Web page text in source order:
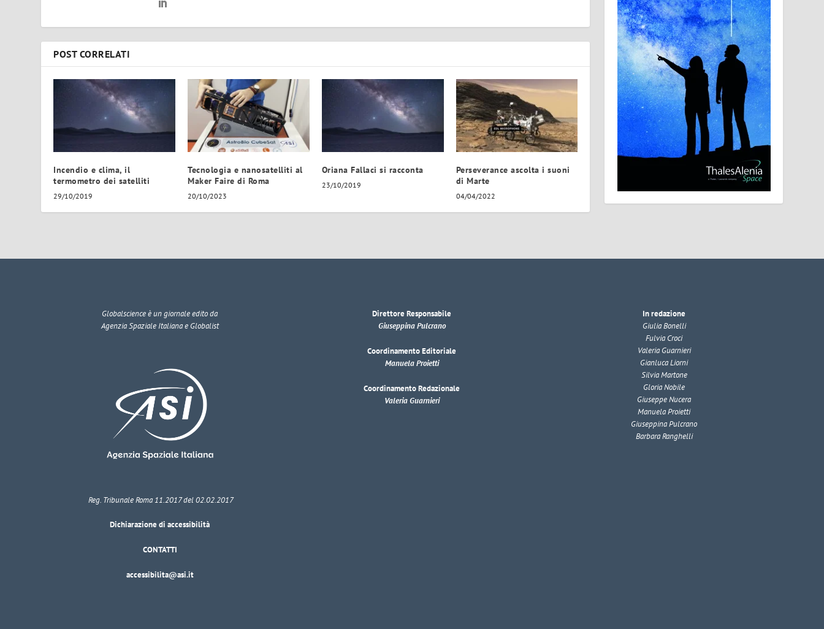
POST CORRELATI
Incendio e clima, il
termometro dei satelliti
29/10/2019
Tecnologia e nanosatelliti al
Maker Faire di Roma
20/10/2023
Oriana Fallaci si racconta
23/10/2019
Perseverance ascolta i suoni
di Marte
04/04/2022
Globalscienceè un giornale edito da
Agenzia Spaziale Italiana e Globalist
Reg. Tribunale Roma 11.2017 del 02.02.2017
Dichiarazione di accessibilità
CONTATTI
accessibilita@asi.it
Direttore Responsabile
Giuseppina Pulcrano
Coordinamento Editoriale
Manuela Proietti
Coordinamento Redazionale
Valeria Guarnieri
In redazione
Giulia Bonelli
Fulvia Croci
Valeria Guarnieri
Gianluca Liorni
Silvia Martone
Gloria Nobile
Giuseppe Nucera
Manuela Proietti
Giuseppina Pulcrano
Barbara Ranghelli